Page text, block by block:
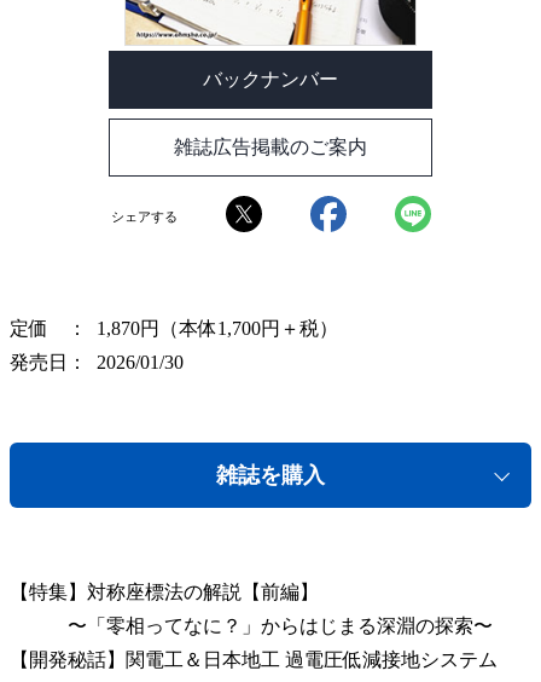
バックナンバー
雑誌広告掲載のご案内
シェアする
定価
1,870円（本体1,700円＋税）
発売日
2026/01/30
雑誌を購入
【特集】対称座標法の解説【前編】
〜「零相ってなに？」からはじまる深淵の探索〜
【開発秘話】関電工＆日本地工 過電圧低減接地システム